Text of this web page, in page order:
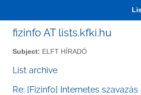
fizinfo AT lists.kfki.hu
Subject: ELFT HÍRADÓ
List archive
Re: [Fizinfo] Internetes szavazás